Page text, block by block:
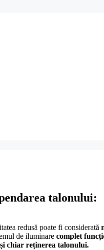
talonului:
redusă poate fi considerată
de iluminare complet
chiar reținerea talonului.